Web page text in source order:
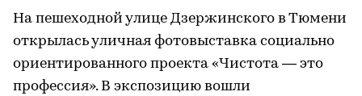
На пешеходной улице Дзержинского в Тюмени
открылась уличная фотовыставка социально
ориентированного проекта «Чистота — это
профессия». В экспозицию вошли